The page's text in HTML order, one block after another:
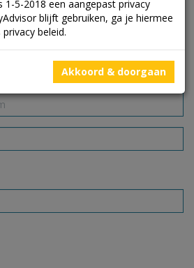
1-5-2018 een aangepast privacy
blijft gebruiken, ga je hiermee
privacy beleid.
Akkoord & doorgaan